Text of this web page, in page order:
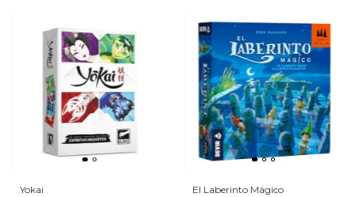
Yokai El Laberinto Mágico